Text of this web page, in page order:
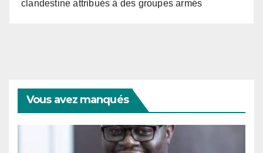
clandestine attribués à des groupes armés
Vous avez manqués